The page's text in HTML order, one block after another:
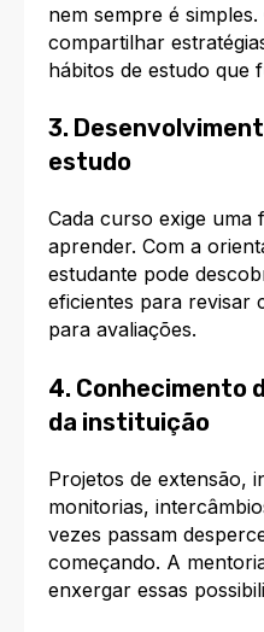
nem sempre é
compartilhar
hábitos de estudo que
3.
estudo
Cada curso exige uma
aprender. Com a
estudante pode
eficientes para revisar
para avaliações.
4. Conhecimento
da instituição
Projetos de extensão,
monitorias,
vezes passam
começando. A
enxergar essas